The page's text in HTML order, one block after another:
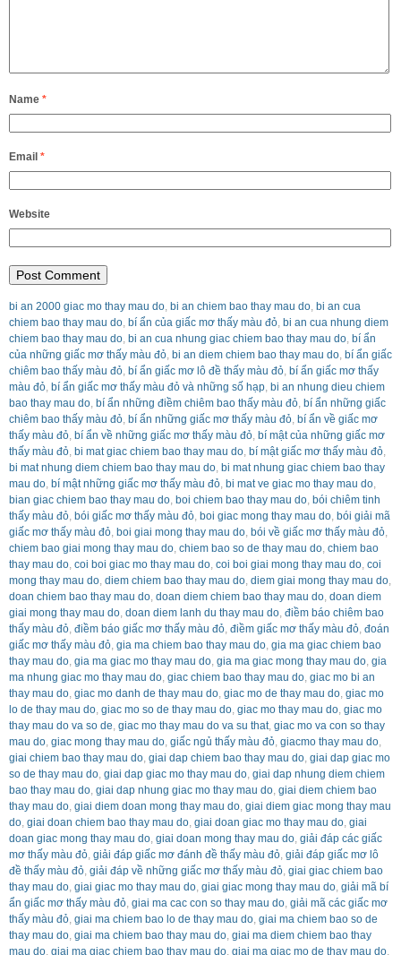
Name *
Email *
Website
bi an 2000 giac mo thay mau do, bi an chiem bao thay mau do, bi an cua
chiem bao thay mau do, bí ẩn của giấc mơ thấy màu đỏ, bi an cua nhung diem
chiem bao thay mau do, bi an cua nhung giac chiem bao thay mau do, bí ẩn
của những giấc mơ thấy màu đỏ, bi an diem chiem bao thay mau do, bí ẩn giấc
chiêm bao thấy màu đỏ, bí ẩn giấc mơ lô đề thấy màu đỏ, bí ẩn giấc mơ thấy
màu đỏ, bí ẩn giấc mơ thấy màu đỏ và những số hạp, bi an nhung dieu chiem
bao thay mau do, bí ẩn những điềm chiêm bao thấy màu đỏ, bí ẩn những giấc
chiêm bao thấy màu đỏ, bí ẩn những giấc mơ thấy màu đỏ, bí ẩn về giấc mơ
thấy màu đỏ, bí ẩn về những giấc mơ thấy màu đỏ, bí mật của những giấc mơ
thấy màu đỏ, bi mat giac chiem bao thay mau do, bí mật giấc mơ thấy màu đỏ,
bi mat nhung diem chiem bao thay mau do, bi mat nhung giac chiem bao thay
mau do, bí mật những giấc mơ thấy màu đỏ, bi mat ve giac mo thay mau do,
bian giac chiem bao thay mau do, boi chiem bao thay mau do, bói chiêm tinh
thấy màu đỏ, bói giấc mơ thấy màu đỏ, boi giac mong thay mau do, bói giải mã
giấc mơ thấy màu đỏ, boi giai mong thay mau do, bói về giấc mơ thấy màu đỏ,
chiem bao giai mong thay mau do, chiem bao so de thay mau do, chiem bao
thay mau do, coi boi giac mo thay mau do, coi boi giai mong thay mau do, coi
mong thay mau do, diem chiem bao thay mau do, diem giai mong thay mau do,
doan chiem bao thay mau do, doan diem chiem bao thay mau do, doan diem
giai mong thay mau do, doan diem lanh du thay mau do, điềm báo chiêm bao
thấy màu đỏ, điềm báo giấc mơ thấy màu đỏ, điềm giấc mơ thấy màu đỏ, đoán
giấc mơ thấy màu đỏ, gia ma chiem bao thay mau do, gia ma giac chiem bao
thay mau do, gia ma giac mo thay mau do, gia ma giac mong thay mau do, gia
ma nhung giac mo thay mau do, giac chiem bao thay mau do, giac mo bi an
thay mau do, giac mo danh de thay mau do, giac mo de thay mau do, giac mo
lo de thay mau do, giac mo so de thay mau do, giac mo thay mau do, giac mo
thay mau do va so de, giac mo thay mau do va su that, giac mo va con so thay
mau do, giac mong thay mau do, giấc ngủ thấy màu đỏ, giacmo thay mau do,
giai chiem bao thay mau do, giai dap chiem bao thay mau do, giai dap giac mo
so de thay mau do, giai dap giac mo thay mau do, giai dap nhung diem chiem
bao thay mau do, giai dap nhung giac mo thay mau do, giai diem chiem bao
thay mau do, giai diem doan mong thay mau do, giai diem giac mong thay mau
do, giai doan chiem bao thay mau do, giai doan giac mo thay mau do, giai
doan giac mong thay mau do, giai doan mong thay mau do, giải đáp các giấc
mơ thấy màu đỏ, giải đáp giấc mơ đánh đề thấy màu đỏ, giải đáp giấc mơ lô
đề thấy màu đỏ, giải đáp về những giấc mơ thấy màu đỏ, giai giac chiem bao
thay mau do, giai giac mo thay mau do, giai giac mong thay mau do, giải mã bí
ẩn giấc mơ thấy màu đỏ, giai ma cac con so thay mau do, giải mã các giấc mơ
thấy màu đỏ, giai ma chiem bao lo de thay mau do, giai ma chiem bao so de
thay mau do, giai ma chiem bao thay mau do, giai ma diem chiem bao thay
mau do, giai ma giac chiem bao thay mau do, giai ma giac mo de thay mau do,